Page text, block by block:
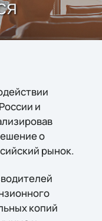
и
о
рынок.
копий